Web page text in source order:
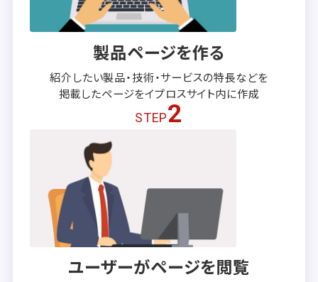
製品ページを作る
紹介したい製品・技術・サービスの特長などを
掲載したページをイプロスサイト内に作成
STEP2
ユーザーがページを閲覧